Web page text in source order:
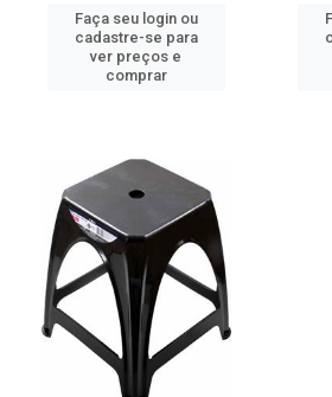
Faça seu login ou
cadastre-se para
ver preços e
comprar